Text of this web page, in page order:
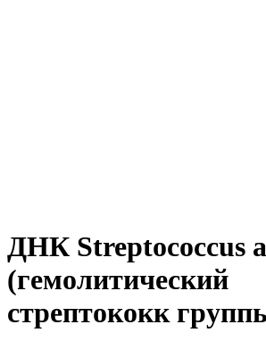
ДНК Streptococcus
(гемолитический
стрептококк